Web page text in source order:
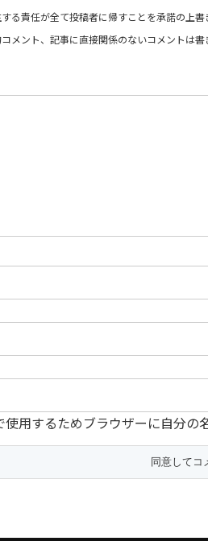
る責任が全て投稿者に帰すことを承諾の上
メント、記事に直接関係のないコメントは書
使用するためブラウザーに自分の